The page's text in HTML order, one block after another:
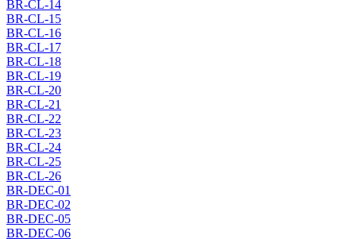
BR-CL-14
BR-CL-15
BR-CL-16
BR-CL-17
BR-CL-18
BR-CL-19
BR-CL-20
BR-CL-21
BR-CL-22
BR-CL-23
BR-CL-24
BR-CL-25
BR-CL-26
BR-DEC-01
BR-DEC-02
BR-DEC-05
BR-DEC-06